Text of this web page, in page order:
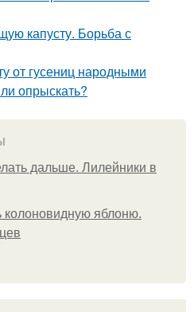
капусту. Борьба с
от гусениц народными
опрыскать?
дальше. Лилейники в
колоновидную яблоню.